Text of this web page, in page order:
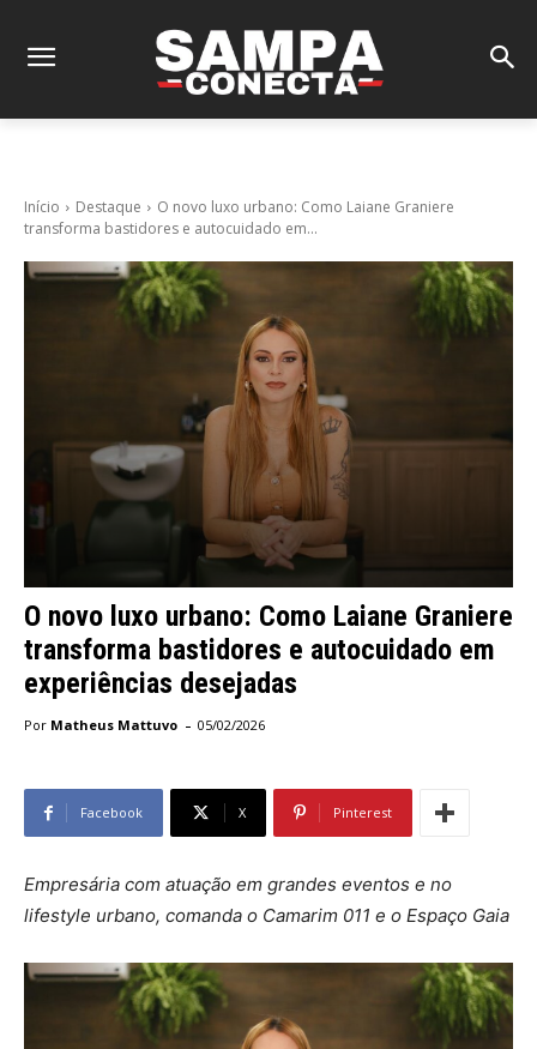
Início Destaque
O novo luxo urbano: Como Laiane Graniere
transforma bastidores e autocuidado em...
O novo luxo urbano: Como Laiane Graniere
transforma bastidores e autocuidado em
experiências desejadas
Por Matheus Mattuvo - 05/02/2026
Facebook X Pinterest
Empresária com atuação em grandes eventos e no
lifestyle urbano, comanda o Camarim 011 e o Espaço Gaia